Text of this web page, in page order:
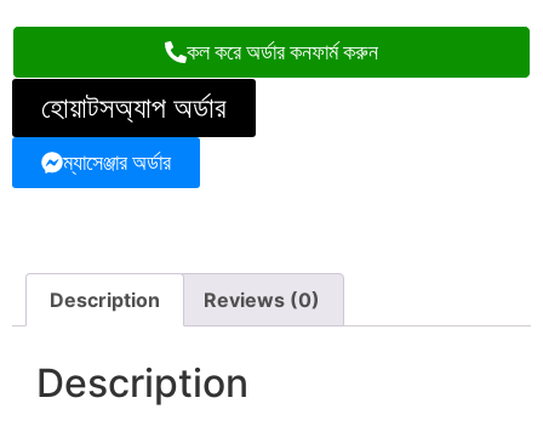
কল করে অর্ডার কনফার্ম করুন
হোয়াটসঅ্যাপ অর্ডার
ম্যাসেঞ্জার অর্ডার
Description Reviews (0)
Description